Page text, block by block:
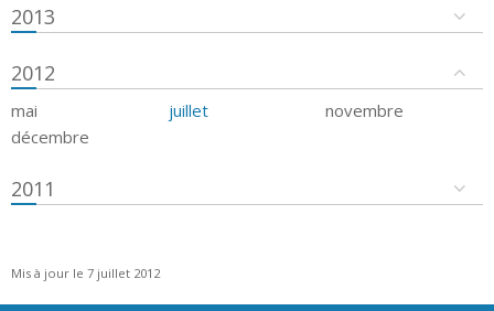
2013
2012
mai juillet
novembre
décembre
2011
Mis à jour le 7 juillet 2012